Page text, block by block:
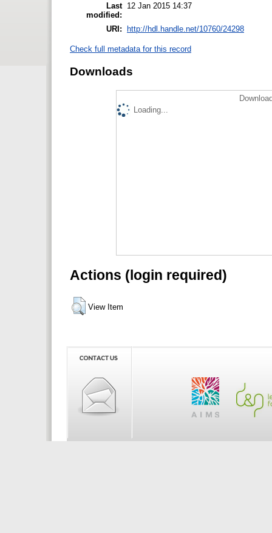
Last
modified:
12 Jan 2015 14:37
URI: http://hdl.handle.net/10760/24298
Check full metadata for this record
Downloads
Loading...
Actions (login required)
View Item